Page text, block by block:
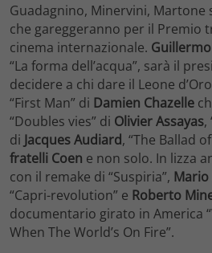
Guadagnino, Minervini, Martone
che gareggeranno per il Premio
cinema internazionale.
“La forma dell’acqua”, sarà il
decidere a chi dare il Leone
“First Man” di Damien Chazelle
“Doubles vies” di Olivier Assayas,
di Jacques Audiard, “The Ballad
fratelli Coen e non solo. In lizza
con il remake di “Suspiria”,
“Capri-revolution” e Roberto
documentario girato in America
When The World’s On Fire”.